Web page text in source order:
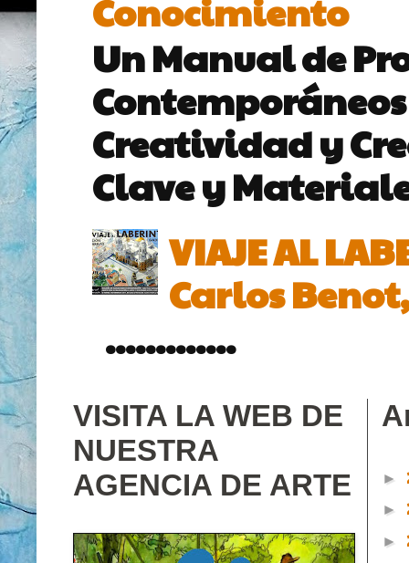
Conocimiento
Un Manual de
Creatividad y
Clave y
VIAJE AL
Carlos
.............
VISITA LA WEB DE
NUESTRA
AGENCIA DE ARTE
►
►
►